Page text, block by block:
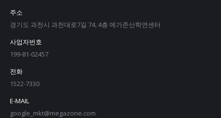
주소
경기도 과천시 과천대로7길 74, 4층 메가존산학연센터
사업자번호
199-81-02457
전화
1522-7330
E-MAIL
google_mkt@megazone.com